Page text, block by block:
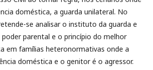
doméstica, a guarda unilateral. No
se analisar o instituto da guarda e
parental e o princípio do melhor
em famílias heteronormativas onde a
doméstica e o genitor é o agressor.